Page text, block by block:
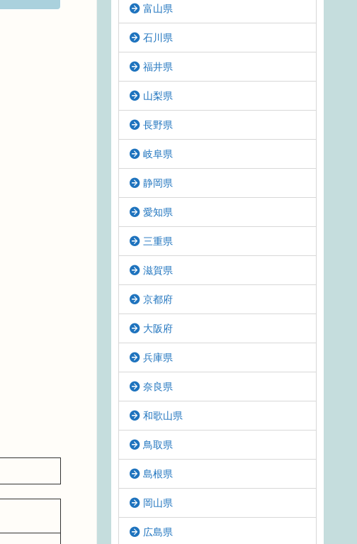
富山県
石川県
福井県
山梨県
長野県
岐阜県
静岡県
愛知県
三重県
滋賀県
京都府
大阪府
兵庫県
奈良県
和歌山県
鳥取県
島根県
岡山県
広島県